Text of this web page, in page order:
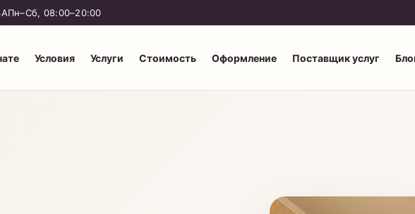
Пн–Сб, 08:00–20:00
Условия Услуги Стоимость Оформление Поставщик услуг